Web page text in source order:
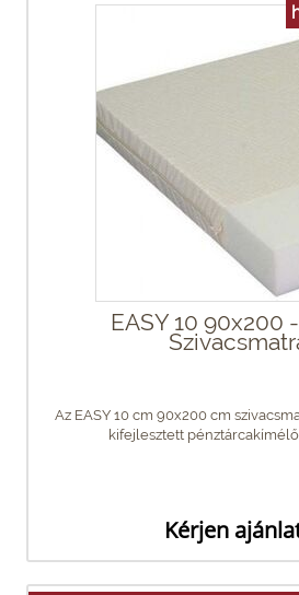
EASY 10 90x200
Az EASY 10 cm 90x200 cm
kifejlesztett pénztárcakímélő
Kérjen